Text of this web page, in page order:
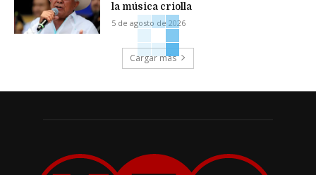
la música criolla
5 de agosto de 2026
Cargar más